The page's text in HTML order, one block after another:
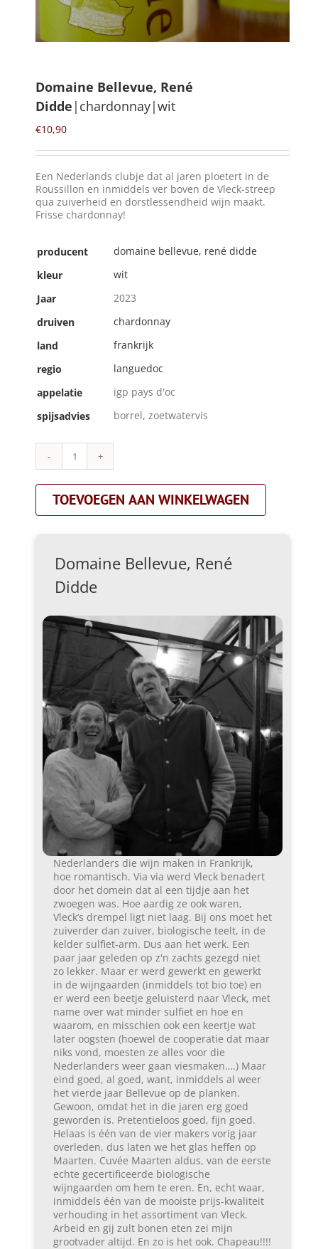
Mijn Account
Zoeken
NL
Domaine Bellevue, René
Didde |chardonnay|wit
€10,90
Een Nederlands clubje dat al jaren ploetert in de
Roussillon en inmiddels ver boven de Vleck-streep
qua zuiverheid en dorstlessendheid wijn maakt.
Frisse chardonnay!
producent
domaine bellevue, rené didde
kleur
wit
Jaar
2023
druiven
chardonnay
land
frankrijk
regio
languedoc
appelatie
igp pays d'oc
spijsadvies
borrel, zoetwatervis
Domaine
Bellevue,
René
Didde|chardonnay|wit
aantal
TOEVOEGEN AAN WINKELWAGEN
Domaine Bellevue, René
Didde
Nederlanders die wijn maken in Frankrijk,
hoe romantisch. Via via werd Vleck benadert
door het domein dat al een tijdje aan het
zwoegen was. Hoe aardig ze ook waren,
Vleck’s drempel ligt niet laag. Bij ons moet het
zuiverder dan zuiver, biologische teelt, in de
kelder sulfiet-arm. Dus aan het werk. Een
paar jaar geleden op z'n zachts gezegd niet
zo lekker. Maar er werd gewerkt en gewerkt
in de wijngaarden (inmiddels tot bio toe) en
er werd een beetje geluisterd naar Vleck, met
name over wat minder sulfiet en hoe en
waarom, en misschien ook een keertje wat
later oogsten (hoewel de cooperatie dat maar
niks vond, moesten ze alles voor die
Nederlanders weer gaan viesmaken….) Maar
eind goed, al goed, want, inmiddels al weer
het vierde jaar Bellevue op de planken.
Gewoon, omdat het in die jaren erg goed
geworden is. Pretentieloos goed, fijn goed.
Helaas is één van de vier makers vorig jaar
overleden, dus laten we het glas heffen op
Maarten. Cuvée Maarten aldus, van de eerste
echte gecertificeerde biologische
wijngaarden om hem te eren. En, echt waar,
inmiddels één van de mooiste prijs-kwaliteit
verhouding in het assortiment van Vleck.
Arbeid en gij zult bonen eten zei mijn
grootvader altijd. En zo is het ook. Chapeau!!!!